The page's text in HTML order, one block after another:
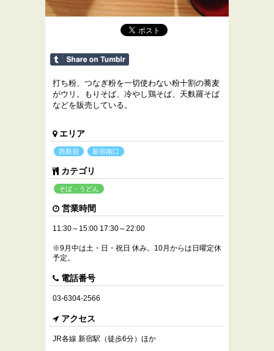
打ち粉、つなぎ粉を一切使わない粉十割の蕎麦
がウリ。もりそば、冷やし鶏そば、天麩羅そば
などを販売している。
エリア
西新宿 新宿南口
カテゴリ
そば・うどん
営業時間
11:30～15:00 17:30～22:00
※9月中は土・日・祝日 休み。10月からは日曜定休
予定。
電話番号
03-6304-2566
アクセス
JR各線 新宿駅（徒歩6分）ほか